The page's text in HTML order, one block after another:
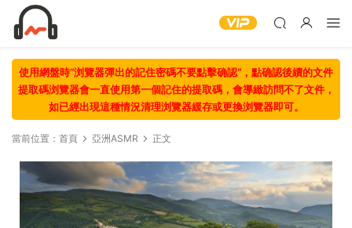
使用網盤時“浏覽器彈出的記住密碼不要點擊确認“，點确認後續的文件
提取碼浏覽器會一直使用第一個記住的提取碼，會導緻訪問不了文件，
如已經出現這種情況清理浏覽器緩存或更換浏覽器即可。
當前位置： 首頁 亞洲ASMR 正文